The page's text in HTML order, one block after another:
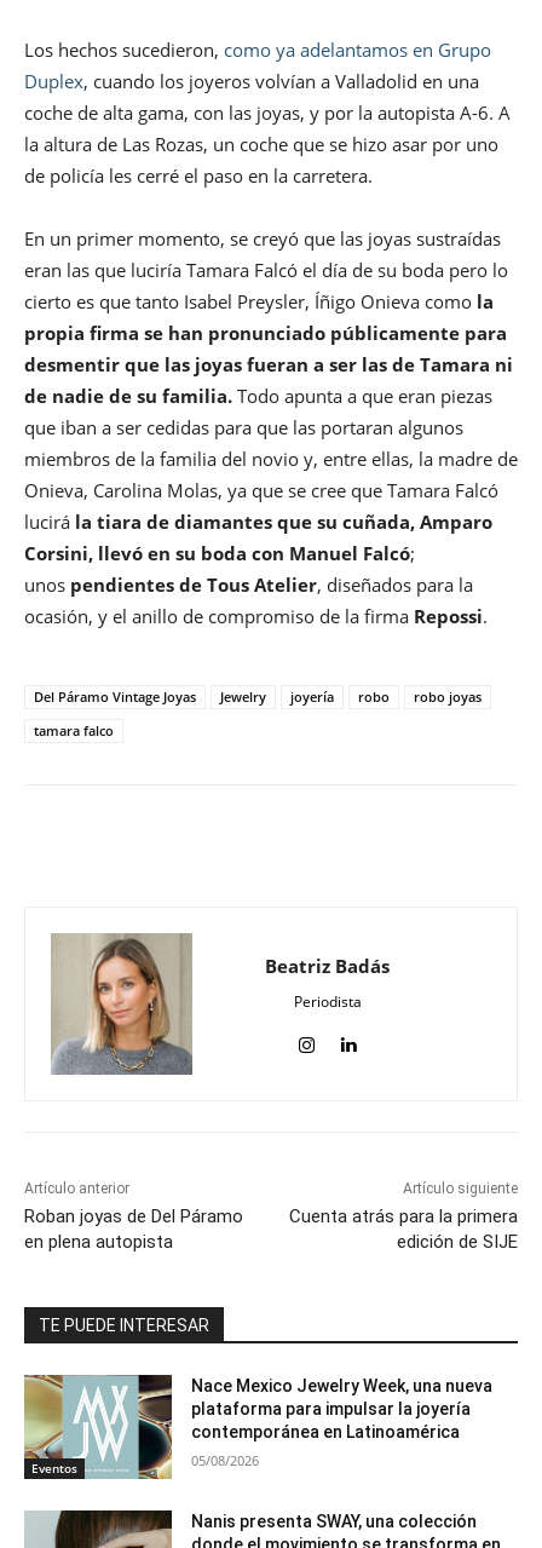
Los hechos sucedieron, como ya adelantamos en Grupo
Duplex, cuando los joyeros volvían a Valladolid en una
coche de alta gama, con las joyas, y por la autopista A-6. A
la altura de Las Rozas, un coche que se hizo asar por uno
de policía les cerré el paso en la carretera.
En un primer momento, se creyó que las joyas sustraídas
eran las que luciría Tamara Falcó el día de su boda pero lo
cierto es que tanto Isabel Preysler, Íñigo Onieva como la
propia firma se han pronunciado públicamente para
desmentir que las joyas fueran a ser las de Tamara ni
de nadie de su familia. Todo apunta a que eran piezas
que iban a ser cedidas para que las portaran algunos
miembros de la familia del novio y, entre ellas, la madre de
Onieva, Carolina Molas, ya que se cree que Tamara Falcó
lucirá la tiara de diamantes que su cuñada, Amparo
Corsini, llevó en su boda con Manuel Falcó;
unos pendientes de Tous Atelier, diseñados para la
ocasión, y el anillo de compromiso de la firma Repossi.
Del Páramo Vintage Joyas Jewelry joyería robo
robo joyas
tamara falco
Beatriz Badás
Periodista
Artículo anterior
Roban joyas de Del Páramo
en plena autopista
Artículo siguiente
Cuenta atrás para la primera
edición de SIJE
TE PUEDE INTERESAR
Eventos
Nace Mexico Jewelry Week, una nueva
plataforma para impulsar la joyería
contemporánea en Latinoamérica
05/08/2026
Nanis presenta SWAY, una colección
donde el movimiento se transforma en